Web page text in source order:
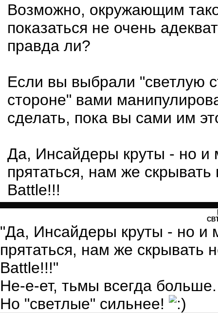
Возможно, окружающим
показаться не очень
правда ли?
Если вы выбрали "светлую
стороне" вами
сделать, пока вы сами им
Да, Инсайдеры круты - но
прятаться, нам же
Battle!!!
"Да, Инсайдеры круты - но
прятаться, нам же скрывать
Battle!!!"
Не-е-ет, тьмы всегда больше.
Но "светлые" сильнее!